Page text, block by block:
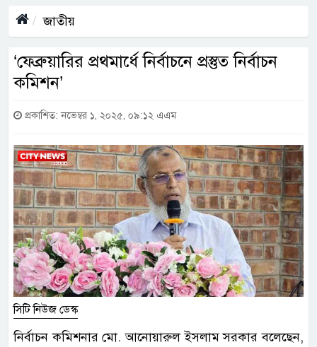
জাতীয়
‘ফেব্রুয়ারির প্রথমার্ধে নির্বাচনে প্রস্তুত নির্বাচন
কমিশন’
প্রকাশিত: নভেম্বর ১, ২০২৫, ০৯:১২ এএম
সিটি নিউজ ডেস্ক
নির্বাচন কমিশনার মো. আনোয়ারুল ইসলাম সরকার বলেছেন,